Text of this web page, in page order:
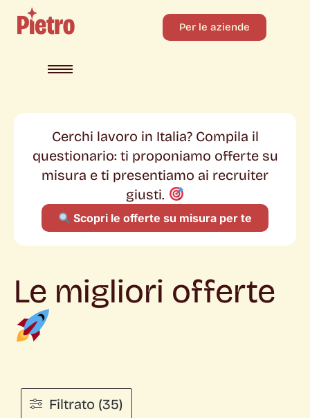
Per le aziende
Cerchi lavoro in Italia? Compila il
questionario: ti proponiamo offerte su
misura e ti presentiamo ai recruiter
giusti.
Scopri le offerte su misura per te
Le migliori offerte
Filtrato (35)